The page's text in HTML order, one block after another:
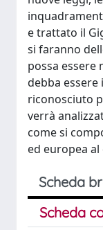
e trattato il
si faranno
possa essere
debba
riconosciuto
verrà
come si
ed europea
Scheda
Scheda